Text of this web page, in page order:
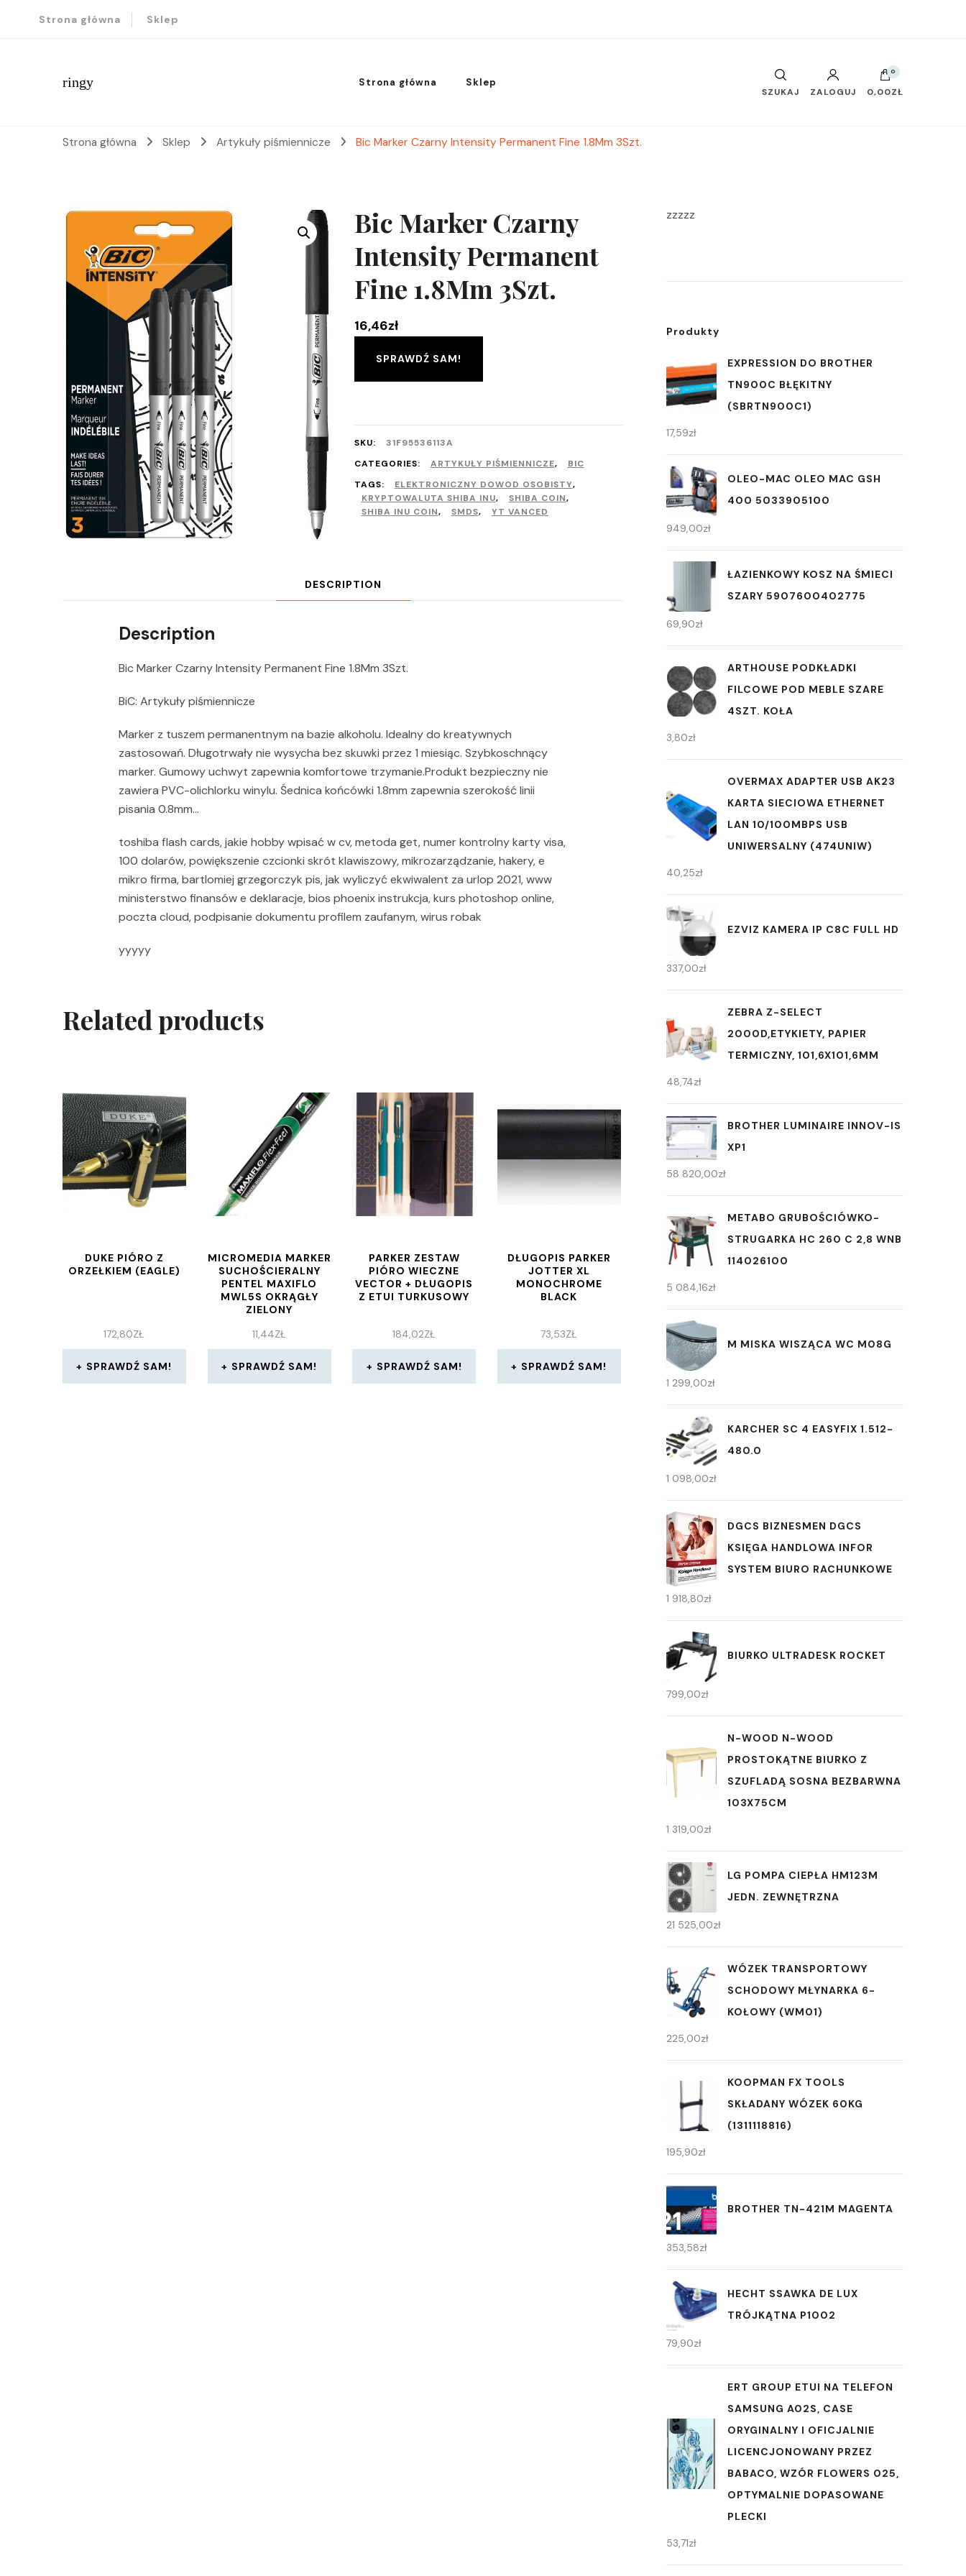
Strona główna Sklep
ringy Strona główna Sklep
SZUKAJ ZALOGUJ
0
0,00ZŁ
Strona główna Sklep Artykuły piśmiennicze Bic Marker Czarny Intensity Permanent Fine 1.8Mm 3Szt.
Bic Marker Czarny
Intensity Permanent
Fine 1.8Mm 3Szt.
16,46zł
SPRAWDŹ SAM!
SKU:
31F95536113A
CATEGORIES:
ARTYKUŁY PIŚMIENNICZE,
BIC
TAGS:
ELEKTRONICZNY DOWOD OSOBISTY,
KRYPTOWALUTA SHIBA INU, SHIBA COIN,
SHIBA INU COIN, SMDS, YT VANCED
DESCRIPTION
Description
Bic Marker Czarny Intensity Permanent Fine 1.8Mm 3Szt.
BiC: Artykuły piśmiennicze
Marker z tuszem permanentnym na bazie alkoholu. Idealny do kreatywnych
zastosowań. Długotrwały nie wysycha bez skuwki przez 1 miesiąc. Szybkoschnący
marker. Gumowy uchwyt zapewnia komfortowe trzymanie.Produkt bezpieczny nie
zawiera PVC-olichlorku winylu. Śednica końcówki 1.8mm zapewnia szerokość linii
pisania 0.8mm…
toshiba flash cards, jakie hobby wpisać w cv, metoda get, numer kontrolny karty visa,
100 dolarów, powiększenie czcionki skrót klawiszowy, mikrozarządzanie, hakery, e
mikro firma, bartlomiej grzegorczyk pis, jak wyliczyć ekwiwalent za urlop 2021, www
ministerstwo finansów e deklaracje, bios phoenix instrukcja, kurs photoshop online,
poczta cloud, podpisanie dokumentu profilem zaufanym, wirus robak
yyyyy
Related products
DUKE PIÓRO Z
ORZEŁKIEM (EAGLE)
172,80ZŁ
SPRAWDŹ SAM!
MICROMEDIA MARKER
SUCHOŚCIERALNY
PENTEL MAXIFLO
MWL5S OKRĄGŁY
ZIELONY
11,44ZŁ
SPRAWDŹ SAM!
PARKER ZESTAW
PIÓRO WIECZNE
VECTOR + DŁUGOPIS
Z ETUI TURKUSOWY
184,02ZŁ
SPRAWDŹ SAM!
DŁUGOPIS PARKER
JOTTER XL
MONOCHROME
BLACK
73,53ZŁ
SPRAWDŹ SAM!
zzzzz
Produkty
EXPRESSION DO BROTHER
TN900C BŁĘKITNY
(SBRTN900C1)
17,59zł
OLEO-MAC OLEO MAC GSH
400 5033905100
949,00zł
ŁAZIENKOWY KOSZ NA ŚMIECI
SZARY 5907600402775
69,90zł
ARTHOUSE PODKŁADKI
FILCOWE POD MEBLE SZARE
4SZT. KOŁA
3,80zł
OVERMAX ADAPTER USB AK23
KARTA SIECIOWA ETHERNET
LAN 10/100MBPS USB
UNIWERSALNY (474UNIW)
40,25zł
EZVIZ KAMERA IP C8C FULL HD
337,00zł
ZEBRA Z-SELECT
2000D,ETYKIETY, PAPIER
TERMICZNY, 101,6X101,6MM
48,74zł
BROTHER LUMINAIRE INNOV-IS
XP1
58 820,00zł
METABO GRUBOŚCIÓWKO-
STRUGARKA HC 260 C 2,8 WNB
114026100
5 084,16zł
M MISKA WISZĄCA WC M08G
1 299,00zł
KARCHER SC 4 EASYFIX 1.512-
480.0
1 098,00zł
DGCS BIZNESMEN DGCS
KSIĘGA HANDLOWA INFOR
SYSTEM BIURO RACHUNKOWE
1 918,80zł
BIURKO ULTRADESK ROCKET
799,00zł
N-WOOD N-WOOD
PROSTOKĄTNE BIURKO Z
SZUFLADĄ SOSNA BEZBARWNA
103X75CM
1 319,00zł
LG POMPA CIEPŁA HM123M
JEDN. ZEWNĘTRZNA
21 525,00zł
WÓZEK TRANSPORTOWY
SCHODOWY MŁYNARKA 6-
KOŁOWY (WM01)
225,00zł
KOOPMAN FX TOOLS
SKŁADANY WÓZEK 60KG
(1311118816)
195,90zł
BROTHER TN-421M MAGENTA
353,58zł
HECHT SSAWKA DE LUX
TRÓJKĄTNA P1002
79,90zł
ERT GROUP ETUI NA TELEFON
SAMSUNG A02S, CASE
ORYGINALNY I OFICJALNIE
LICENCJONOWANY PRZEZ
BABACO, WZÓR FLOWERS 025,
OPTYMALNIE DOPASOWANE
PLECKI
53,71zł